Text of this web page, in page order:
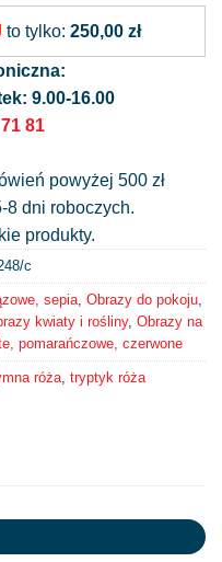
to tylko: 250,00 zł
9.00-16.00
81
powyżej 500 zł
8 dni roboczych.
produkty.
c
sepia Obrazy do pokoju
kwiaty i rośliny, Obrazy na
pomarańczowe, czerwone
róża tryptyk róża